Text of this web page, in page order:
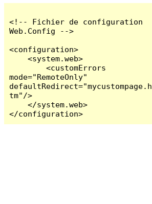
<!-- Fichier de configuration
Web.Config -->
<configuration>
    <system.web>
        <customErrors
mode="RemoteOnly"
defaultRedirect="mycustompage.h
tm"/>
    </system.web>
</configuration>